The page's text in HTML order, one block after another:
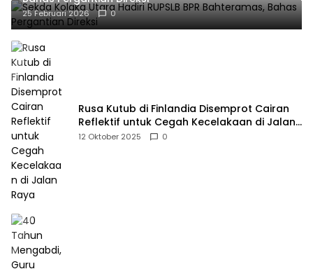
25 Februari 2026 0
Rusa Kutub di Finlandia Disemprot Cairan
Reflektif untuk Cegah Kecelakaan di Jalan
Raya
12 Oktober 2025 0